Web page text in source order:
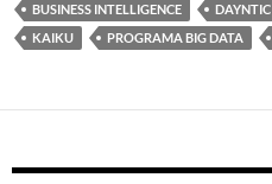
BUSINESS INTELLIGENCE DAYNTIC
KAIKU
PROGRAMA BIG DATA